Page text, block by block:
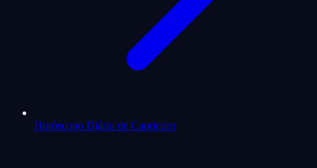
Horóscopo Diário de Capricorn